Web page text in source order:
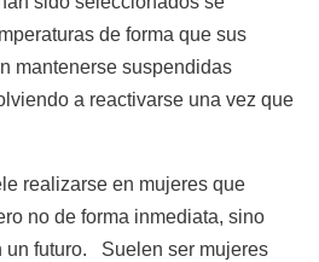
de forma que sus
mantenerse suspendidas
a reactivarse una vez que
realizarse en mujeres que
no de forma inmediata, sino
un futuro. Suelen ser mujeres